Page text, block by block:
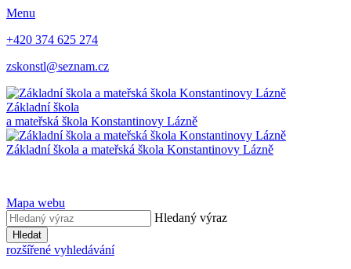
Menu
+420 374 625 274
zskonstl@seznam.cz
Základní škola
a mateřská škola Konstantinovy Lázně
Základní škola a mateřská škola Konstantinovy Lázně
Mapa webu
Hledaný výraz
Hledat
rozšířené vyhledávání